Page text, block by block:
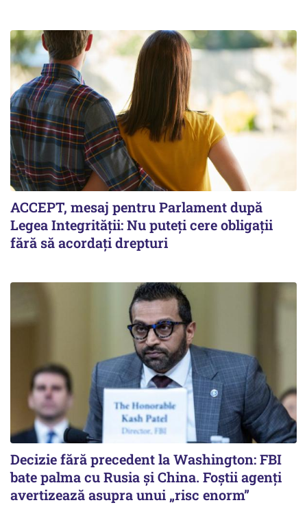
ACCEPT, mesaj pentru Parlament după
Legea Integrității: Nu puteți cere obligații
fără să acordați drepturi
Decizie fără precedent la Washington: FBI
bate palma cu Rusia și China. Foștii agenți
avertizează asupra unui „risc enorm”